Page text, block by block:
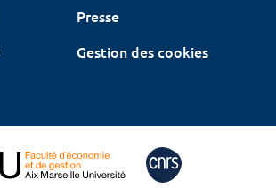
Presse
Gestion des cookies